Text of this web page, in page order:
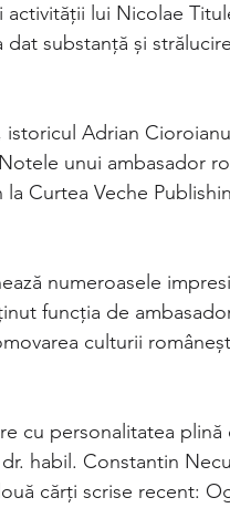
lui Nicolae
substanță și
istoricul Adrian
unui ambasador
la Curtea Veche
numeroasele
funcția de
culturii
cu personalitatea plină
habil. Constantin
cărți scrise recent: